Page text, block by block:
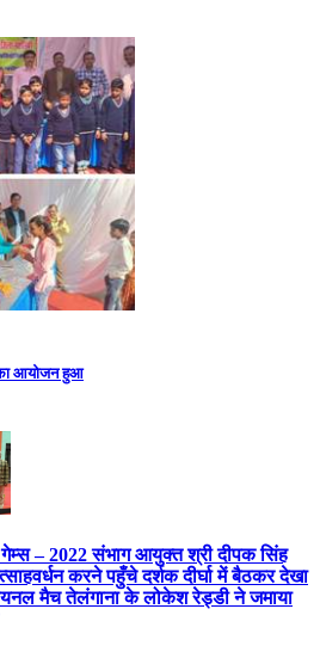
का आयोजन हुआ
– 2022 संभाग आयुक्त श्री दीपक सिंह
करने पहुँचे दर्शक दीर्घा में बैठकर देखा
मैच तेलंगाना के लोकेश रेड्डी ने जमाया